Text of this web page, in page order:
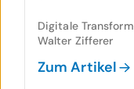
Digitale
Walter Zifferer
Zum Artikel